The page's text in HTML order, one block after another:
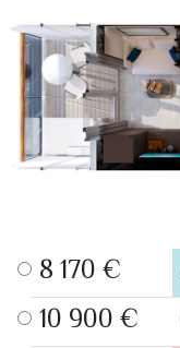
8 170 €
10 900 €